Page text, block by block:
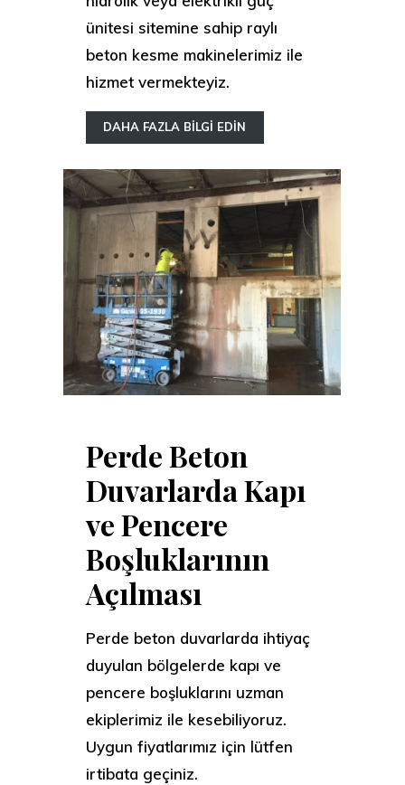
ünitesi sitemine sahip raylı
beton kesme makinelerimiz ile
hizmet vermekteyiz.
DAHA FAZLA BİLGİ EDİN
Perde Beton
Duvarlarda Kapı
ve Pencere
Boşluklarının
Açılması
Perde beton duvarlarda ihtiyaç
duyulan bölgelerde kapı ve
pencere boşluklarını uzman
ekiplerimiz ile kesebiliyoruz.
Uygun fiyatlarımız için lütfen
irtibata geçiniz.